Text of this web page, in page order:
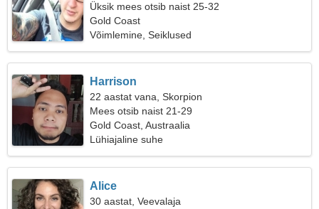
Üksik mees otsib naist 25-32
Gold Coast
Võimlemine, Seiklused
Harrison
22 aastat vana, Skorpion
Mees otsib naist 21-29
Gold Coast, Austraalia
Lühiajaline suhe
Alice
30 aastat, Veevalaja